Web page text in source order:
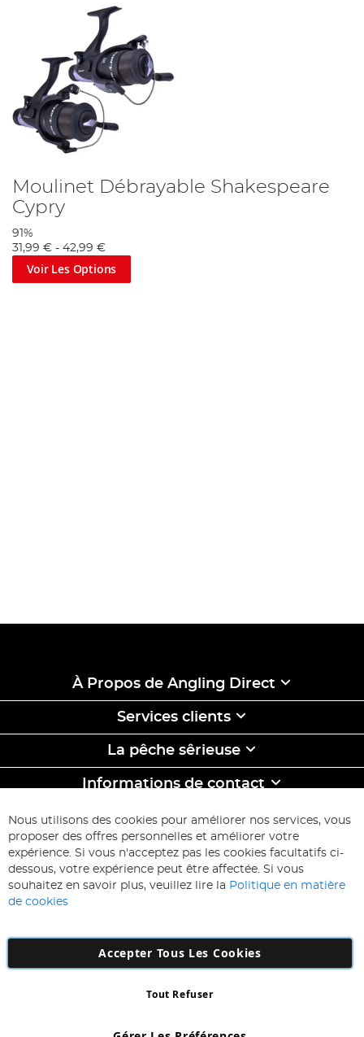
Moulinet Débrayable Shakespeare
Cypry
91%
31,99 € - 42,99 €
Voir Les Options
À Propos de Angling Direct
Services clients
La pêche sêrieuse
Informations de contact
ABONNEZ-VOUS & ECONOMISEZ
Inscription
à
d’information
:
Inscription
Nous utilisons des cookies pour améliorer nos services, vous
proposer des offres personnelles et améliorer votre
expérience. Si vous n'acceptez pas les cookies facultatifs ci-
dessous, votre expérience peut être affectée. Si vous
souhaitez en savoir plus, veuillez lire la Politique en matière
de cookies
Accepter Tous Les Cookies
Tout Refuser